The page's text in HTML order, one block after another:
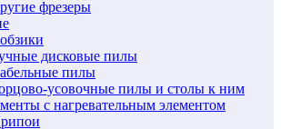
фрезеры
дисковые пилы
пилы
усовочные пилы и столы к ним
с нагревательным элементом